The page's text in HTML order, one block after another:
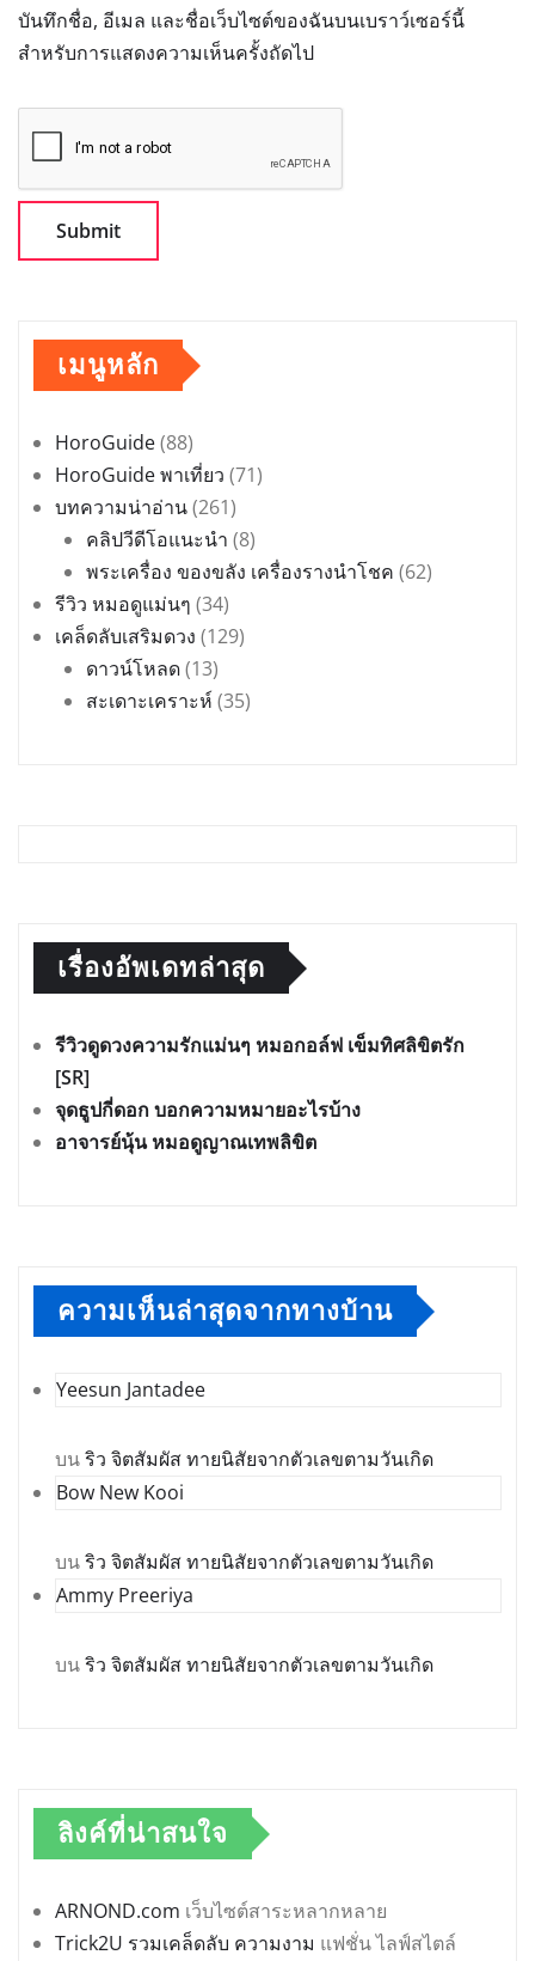
บันทึกชื่อ, อีเมล และชื่อเว็บไซต์ของฉันบนเบราว์เซอร์นี้
สำหรับการแสดงความเห็นครั้งถัดไป
เมนูหลัก
HoroGuide(88)
HoroGuide พาเที่ยว (71)
บทความน่าอ่าน(261)
คลิปวีดีโอแนะนำ (8)
พระเครื่อง ของขลัง เครื่องรางนำโชค (62)
รีวิว หมอดูแม่นๆ (34)
เคล็ดลับเสริมดวง (129)
ดาวน์โหลด(13)
สะเดาะเคราะห์ (35)
เรื่องอัพเดทล่าสุด
รีวิวดูดวงความรักแม่นๆ หมอกอล์ฟ เข็มทิศลิขิตรัก
[SR]
จุดธูปกี่ดอก บอกความหมายอะไรบ้าง
อาจารย์นุ้น หมอดูญาณเทพลิขิต
ความเห็นล่าสุดจากทางบ้าน
Yeesun Jantadee
บนริว จิตสัมผัส ทายนิสัยจากตัวเลขตามวันเกิด
Bow New Kooi
บนริว จิตสัมผัส ทายนิสัยจากตัวเลขตามวันเกิด
Ammy Preeriya
บนริว จิตสัมผัส ทายนิสัยจากตัวเลขตามวันเกิด
ลิงค์ที่น่าสนใจ
ARNOND.com เว็บไซต์สาระหลากหลาย
Trick2U รวมเคล็ดลับ ความงาม แฟชั่น ไลฟ์สไตล์